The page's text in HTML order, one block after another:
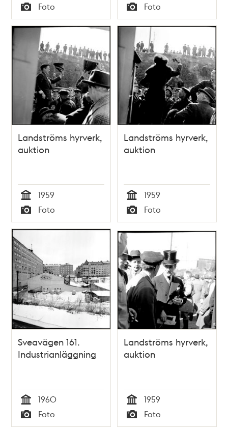
Tid
Typ
Foto
Tid
Typ
Foto
Landströms hyrverk,
auktion
Tid
1959
Typ
Foto
Landströms hyrverk,
auktion
Tid
1959
Typ
Foto
Sveavägen 161.
Industrianläggning
Tid
1960
Typ
Foto
Landströms hyrverk,
auktion
Tid
1959
Typ
Foto